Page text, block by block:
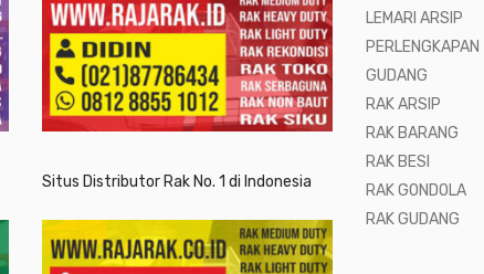
Situs Distributor Rak No. 1 di Indonesia
LEMARI ARSIP
PERLENGKAPAN
GUDANG
RAK ARSIP
RAK BARANG
RAK BESI
RAK GONDOLA
RAK GUDANG